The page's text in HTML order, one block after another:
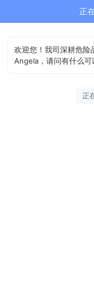
正
欢迎您！我司深耕危险
Angela，请问有什么可
正